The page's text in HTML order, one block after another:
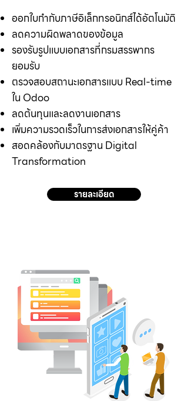
ออกใบกำกับภาษีอิเล็กทรอนิกส์ได้อัตโนมัติ
ลดความผิดพลาดของข้อมูล
รองรับรูปแบบเอกสารที่กรมสรรพากร
ยอมรับ
ตรวจสอบสถานะเอกสารแบบ Real-time
ใน Odoo
ลดต้นทุนและลดงานเอกสาร
เพิ่มความรวดเร็วในการส่งเอกสารให้คู่ค้า
สอดคล้องกับมาตรฐาน Digital
Transformation
รายละเอียด